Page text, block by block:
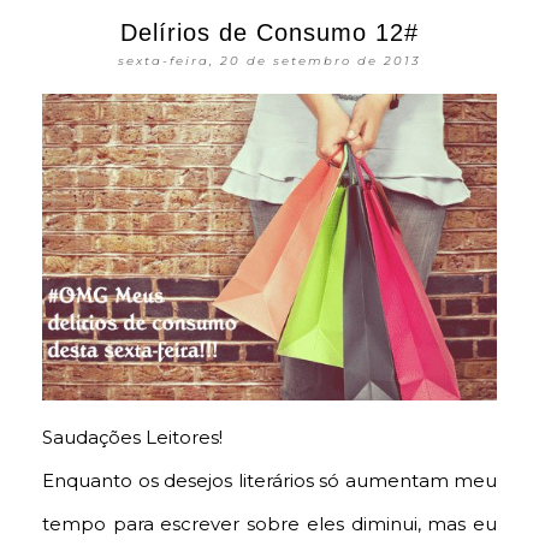
Delírios de Consumo 12#
sexta-feira, 20 de setembro de 2013
Saudações Leitores!
Enquanto os desejos literários só aumentam meu
tempo para escrever sobre eles diminui, mas eu